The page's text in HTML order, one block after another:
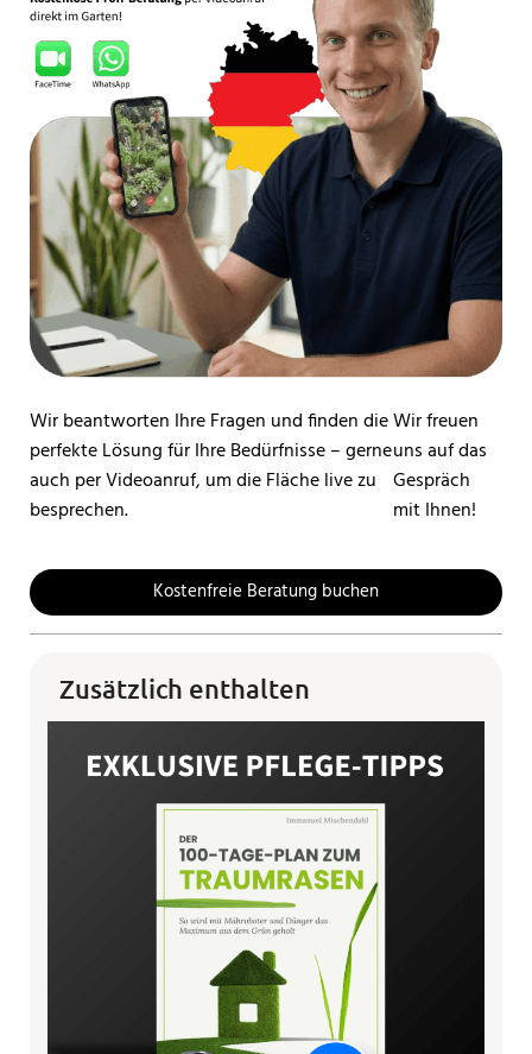
Wir beantworten Ihre Fragen und finden die
perfekte Lösung für Ihre Bedürfnisse – gerne
auch per Videoanruf, um die Fläche live zu
besprechen.
Wir freuen
uns auf das
Gespräch
mit Ihnen!
Kostenfreie Beratung buchen
Zusätzlich enthalten